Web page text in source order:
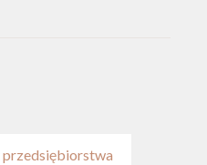
przedsiębiorstwa